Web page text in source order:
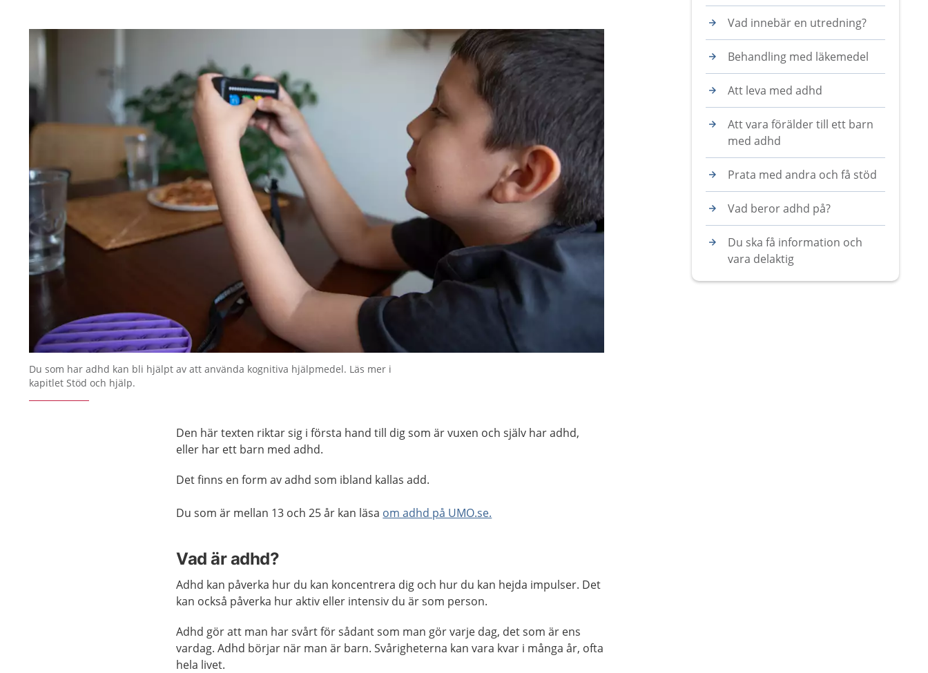
Du som har adhd kan bli hjälpt av att använda kognitiva hjälpmedel. Läs mer i
kapitlet Stöd och hjälp.
Den här texten riktar sig i första hand till dig som är vuxen och själv har adhd,
eller har ett barn med adhd.
Det finns en form av adhd som ibland kallas add.
Du som är mellan 13 och 25 år kan läsa om adhd på UMO.se.
Vad är adhd?
Adhd kan påverka hur du kan koncentrera dig och hur du kan hejda impulser. Det
kan också påverka hur aktiv eller intensiv du är som person.
Adhd gör att man har svårt för sådant som man gör varje dag, det som är ens
vardag. Adhd börjar när man är barn. Svårigheterna kan vara kvar i många år, ofta
hela livet.
Vad innebär en utredning?
Behandling med läkemedel
Att leva med adhd
Att vara förälder till ett barn
med adhd
Prata med andra och få stöd
Vad beror adhd på?
Du ska få information och
vara delaktig